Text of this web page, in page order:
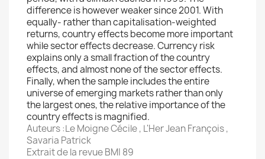
difference is however weaker since 2001. With
equally- rather than capitalisation-weighted
returns, country effects become more important
while sector effects decrease. Currency risk
explains only a small fraction of the country
effects, and almost none of the sector effects.
Finally, when the sample includes the entire
universe of emerging markets rather than only
the largest ones, the relative importance of the
country effects is magnified.
Auteurs :Le Moigne Cécile , L'Her Jean François ,
Savaria Patrick
Extrait de la revue BMI 89